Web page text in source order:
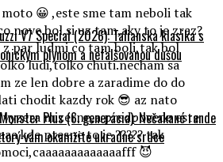
V7 Special (2026): Talianska klasika s
plynom a nefalšovanou dušou
Plus (6. generácia): Nečakané rande
vám okamžite ukradne srdce
😀 ,este sme tam neboli tak
nove.bol si uz tam,aky to je zraz?
z par ludmi co tam boli,tak bol
ludi,tolko chuti.necham sa
ze len dobre a zaradime do do
chodit kazdy rok 😎 az nato
mizerne,a predpovede este
kde presne to je ????? tak
😈